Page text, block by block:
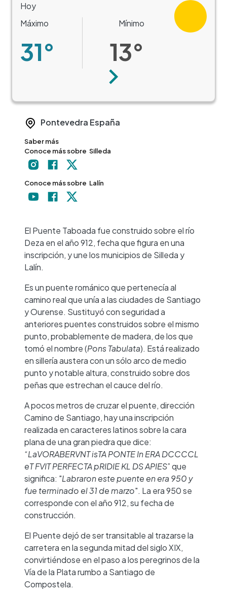
Hoy
Máximo
31°
Mínimo
13°
Siguiente
Pontevedra España
Saber más
Conoce más sobre Silleda
Conoce más sobre Lalín
El Puente Taboada fue construido sobre el río
Deza en el año 912, fecha que figura en una
inscripción, y une los municipios de Silleda y
Lalín.
Es un puente románico que pertenecía al
camino real que unía a las ciudades de Santiago
y Ourense. Sustituyó con seguridad a
anteriores puentes construidos sobre el mismo
punto, probablemente de madera, de los que
tomó el nombre (Pons Tabulata). Está realizado
en sillería austera con un sólo arco de medio
punto y notable altura, construido sobre dos
peñas que estrechan el cauce del río.
A pocos metros de cruzar el puente, dirección
Camino de Santiago, hay una inscripción
realizada en caracteres latinos sobre la cara
plana de una gran piedra que dice:
“LaVORABERVNT isTA PONTE In ERA DCCCCL
eT FVIT PERFECTA pRIDIE KL DS APIES” que
significa: "Labraron este puente en era 950 y
fue terminado el 31 de marzo". La era 950 se
corresponde con el año 912, su fecha de
construcción.
El Puente dejó de ser transitable al trazarse la
carretera en la segunda mitad del siglo XIX,
convirtiéndose en el paso a los peregrinos de la
Vía de la Plata rumbo a Santiago de
Compostela.